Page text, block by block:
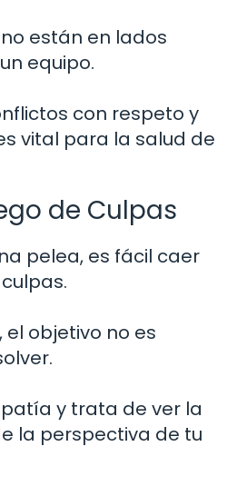
están en lados
equipo.
con respeto y
vital para la salud de
de Culpas
pelea, es fácil caer
el objetivo no es
y trata de ver la
la perspectiva de tu